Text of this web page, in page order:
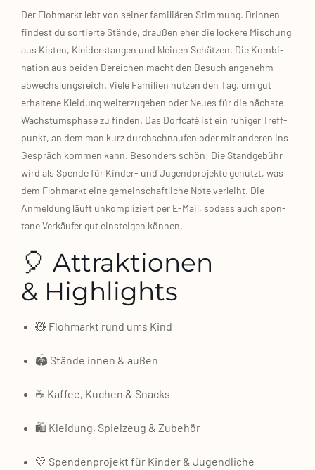
Der Floh­markt lebt von sei­ner fami­liä­ren Stim­mung. Drin­nen
fin­dest du sor­tier­te Stän­de, drau­ßen eher die locke­re Mischung
aus Kis­ten, Klei­der­stan­gen und klei­nen Schät­zen. Die Kom­bi­
na­ti­on aus bei­den Berei­chen macht den Besuch ange­nehm
abwechs­lungs­reich. Vie­le Fami­li­en nut­zen den Tag, um gut
erhal­te­ne Klei­dung wei­ter­zu­ge­ben oder Neu­es für die nächs­te
Wachs­tums­pha­se zu fin­den. Das Dorf­ca­fé ist ein ruhi­ger Treff­
punkt, an dem man kurz durch­schnau­fen oder mit ande­ren ins
Gespräch kom­men kann. Beson­ders schön: Die Stand­ge­bühr
wird als Spen­de für Kinder‑ und Jugend­pro­jek­te genutzt, was
dem Floh­markt eine gemein­schaft­li­che Note ver­leiht. Die
Anmel­dung läuft unkom­pli­ziert per E‑Mail, sodass auch spon­
ta­ne Ver­käu­fer gut ein­stei­gen kön­nen.
🎈 Attraktionen
& Highlights
🧸 Floh­markt rund ums Kind
🏟️ Stän­de innen & außen
☕ Kaf­fee, Kuchen & Snacks
🛍️ Klei­dung, Spiel­zeug & Zube­hör
💛 Spen­den­pro­jekt für Kin­der & Jugend­li­che